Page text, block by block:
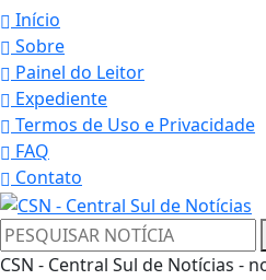
Início
Sobre
Painel do Leitor
Expediente
Termos de Uso e Privacidade
FAQ
Contato
CSN - Central Sul de Notícias -